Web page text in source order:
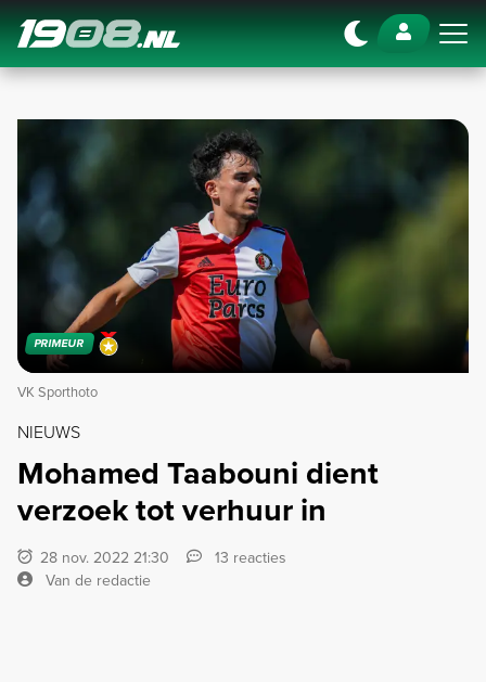
Navigation
PRIMEUR
VK Sporthoto
NIEUWS
Mohamed Taabouni dient
verzoek tot verhuur in
28 nov. 2022 21:30
13 reacties
Van de redactie